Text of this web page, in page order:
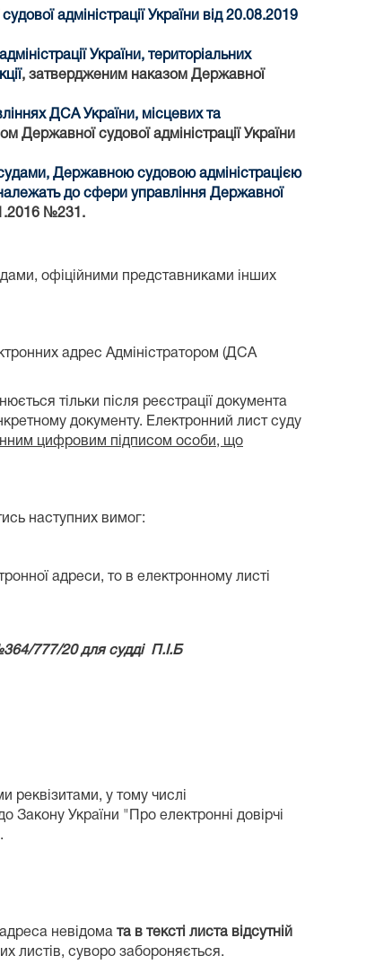
адміністрації України від 20.08.2019
України, територіальних
, затвердженим наказом Державної
ДСА України, місцевих та
Державної судової адміністрації України
Державною судовою адміністрацією
до сфери управління Державної
№231.
офіційними представниками інших
адрес Адміністратором (ДСА
тільки після реєстрації документа
документу. Електронний лист суду
цифровим підписом особи, що
наступних вимог:
адреси, то в електронному листі
/777/20 для суддіП.І.Б
у тому числі
Закону України "Про електронні довірчі
невідома та в тексті листа відсутній
листів, суворо забороняється.